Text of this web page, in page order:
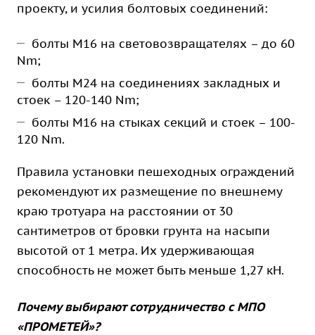
проекту, и усилия болтовых соединений:
болты M16 на световозвращателях – до 60
Nm;
болты М24 на соединениях закладных и
стоек – 120-140 Nm;
болты М16 на стыках секций и стоек – 100-
120 Nm.
Правила установки пешеходных ограждений
рекомендуют их размещение по внешнему
краю тротуара на расстоянии от 30
сантиметров от бровки грунта на насыпи
высотой от 1 метра. Их удерживающая
способность не может быть меньше 1,27 кН.
Почему выбирают сотрудничество с МПО
«ПРОМЕТЕЙ»?